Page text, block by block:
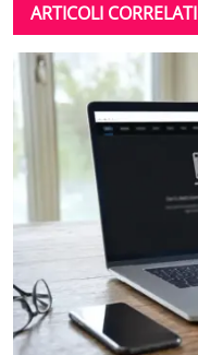
ARTICOLI CORRELATI